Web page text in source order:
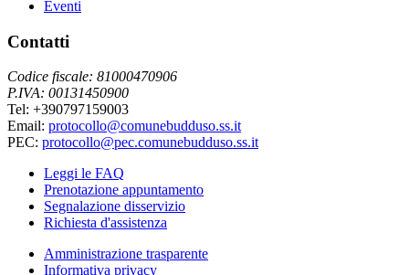
Eventi
Contatti
Codice fiscale: 81000470906
P.IVA: 00131450900
Tel: +390797159003
Email: protocollo@comunebudduso.ss.it
PEC: protocollo@pec.comunebudduso.ss.it
Leggi le FAQ
Prenotazione appuntamento
Segnalazione disservizio
Richiesta d'assistenza
Amministrazione trasparente
Informativa privacy